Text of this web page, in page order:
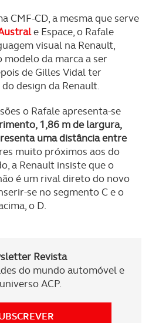
CMF-CD, a mesma que serve
e Espace, o Rafale
visual na Renault,
da marca a ser
de Gilles Vidal ter
design da Renault.
o Rafale apresenta-se
1,86 m de largura,
uma distância entre
muito próximos aos do
a Renault insiste que o
é um rival direto do novo
se no segmento C e o
o D.
Revista
do mundo automóvel e
ACP.